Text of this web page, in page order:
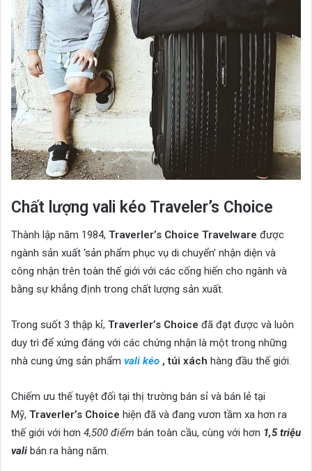
Chất lượng vali kéo Traveler’s Choice
Thành lập năm 1984, Traverler’s Choice Travelware được
ngành sản xuất ‘sản phẩm phục vụ di chuyển’ nhận diện và
công nhận trên toàn thế giới với các cống hiến cho ngành và
bằng sự khẳng định trong chất lượng sản xuất.
Trong suốt 3 thập kỉ, Traverler’s Choice đã đạt được và luôn
duy trì để xứng đáng với các chứng nhận là một trong những
nhà cung ứng sản phẩm vali kéo , túi xách hàng đầu thế giới.
Chiếm ưu thế tuyệt đối tại thị trường bán sỉ và bán lẻ tại
Mỹ, Traverler’s Choice hiện đã và đang vươn tầm xa hơn ra
thế giới với hơn 4,500 điểm bán toàn cầu, cùng với hơn 1,5 triệu
vali bán ra hàng năm.